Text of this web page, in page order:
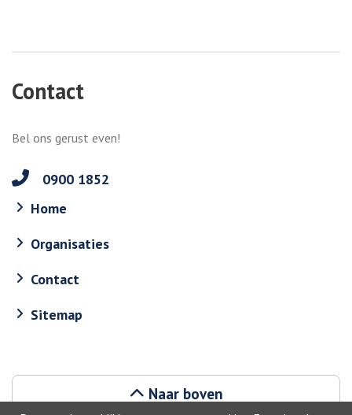
Contact
Bel ons gerust even!
0900 1852
Home
Organisaties
Contact
Sitemap
Naar boven